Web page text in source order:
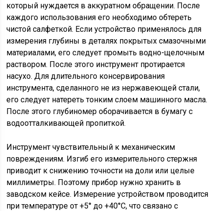
который нуждается в аккуратном обращении. После
каждого использования его необходимо обтереть
чистой салфеткой. Если устройство применялось для
измерения глубины в деталях покрытых смазочными
материалами, его следует промыть водно-щелочным
раствором. После этого инструмент протирается
насухо. Для длительного консервирования
инструмента, сделанного не из нержавеющей стали,
его следует натереть тонким слоем машинного масла.
После этого глубиномер оборачивается в бумагу с
водоотталкивающей пропиткой.
Инструмент чувствительный к механическим
повреждениям. Изгиб его измерительного стержня
приводит к снижению точности на доли или целые
миллиметры. Поэтому прибор нужно хранить в
заводском кейсе. Измерение устройством проводится
при температуре от +5° до +40°С, что связано с